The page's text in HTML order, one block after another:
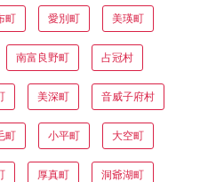
町 愛別町 美瑛町
南富良野町 占冠村
美深町 音威子府村
町 小平町 大空町
厚真町 洞爺湖町